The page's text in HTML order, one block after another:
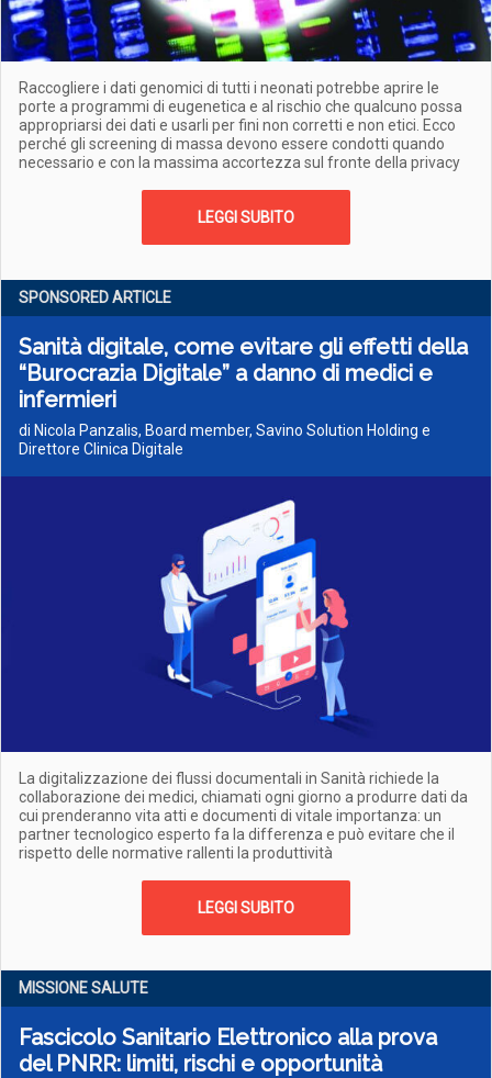
Raccogliere i dati genomici di tutti i neonati potrebbe aprire le
porte a programmi di eugenetica e al rischio che qualcuno possa
appropriarsi dei dati e usarli per fini non corretti e non etici. Ecco
perché gli screening di massa devono essere condotti quando
necessario e con la massima accortezza sul fronte della privacy
LEGGI SUBITO
SPONSORED ARTICLE
Sanità digitale, come evitare gli effetti della
“Burocrazia Digitale” a danno di medici e
infermieri
di Nicola Panzalis, Board member, Savino Solution Holding e
Direttore Clinica Digitale
La digitalizzazione dei flussi documentali in Sanità richiede la
collaborazione dei medici, chiamati ogni giorno a produrre dati da
cui prenderanno vita atti e documenti di vitale importanza: un
partner tecnologico esperto fa la differenza e può evitare che il
rispetto delle normative rallenti la produttività
LEGGI SUBITO
MISSIONE SALUTE
Fascicolo Sanitario Elettronico alla prova
del PNRR: limiti, rischi e opportunità